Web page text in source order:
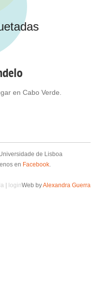
en Cabo Verde.
de Lisboa
en Facebook.
Web byAlexandra Guerra
login